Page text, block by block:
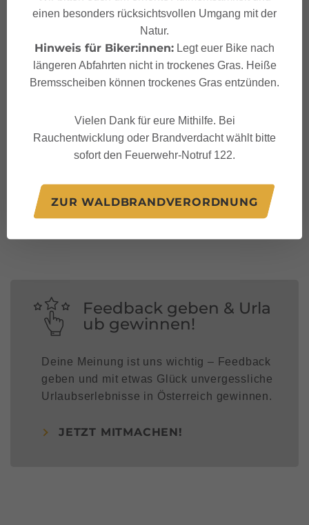
Folge uns auf:
Feedback geben & Urla
ub gewinnen!
Deine Meinung ist uns wichtig – Feedback
geben und mit etwas Glück unvergessliche
Urlaubserlebnisse in Österreich gewinnen.
JETZT MITMACHEN!
einen besonders rücksichtsvollen Umgang mit der
Natur.
Hinweis für Biker:innen: Legt euer Bike nach
längeren Abfahrten nicht in trockenes Gras. Heiße
Bremsscheiben können trockenes Gras entzünden.
Vielen Dank für eure Mithilfe. Bei
Rauchentwicklung oder Brandverdacht wählt bitte
sofort den Feuerwehr-Notruf 122.
ZUR WALDBRANDVERORDNUNG